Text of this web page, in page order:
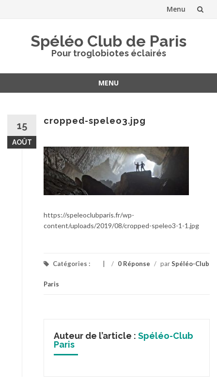
Menu
Spéléo Club de Paris
Pour troglobiotes éclairés
MENU
15
AOÛT
cropped-speleo3.jpg
https://speleoclubparis.fr/wp-
content/uploads/2019/08/cropped-speleo3-1-1.jpg
Catégories : / 0 Réponse / parSpéléo-Club
Paris
Auteur de l’article : Spéléo-Club
Paris